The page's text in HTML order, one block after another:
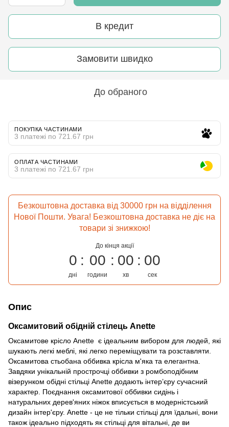
В кредит
Замовити швидко
До обраного
ПОКУПКА ЧАСТИНАМИ
3 платежі по 721.67 грн
ОПЛАТА ЧАСТИНАМИ
3 платежі по 721.67 грн
Безкоштовна доставка від 30000 грн на відділення
Нової Пошти. Увага! Безкоштовна доставка не діє на
товари зі знижкою!
До кінця акції
0
дні
00
години
00
хв
00
сек
Опис
Оксамитовий обідній стілець Anette
Оксамитове крісло Anette є ідеальним вибором для людей, які
шукають легкі меблі, які легко переміщувати та розставляти.
Оксамитова стьобана оббивка крісла м'яка та елегантна.
Завдяки унікальній прострочці оббивки з ромбоподібним
візерунком обідні стільці Anette додають інтер’єру сучасний
характер. Поєднання оксамитової оббивки сидінь і
натуральних дерев'яних ніжок вписується в модерністський
дизайн інтер'єру. Anette - це не тільки стільці для їдальні, вони
також ідеально підходять як стільці для вітальні, де ви